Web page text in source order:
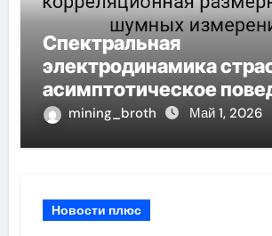
Спектральная
электродинамика
асимптотическое
корреляционная
mining_broth Май 1, 2026
Новости плюс